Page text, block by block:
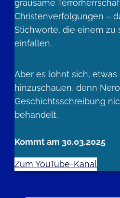
grausame
Christenverfolgungen –
Stichworte, die einem zu
einfallen.
Aber es lohnt sich, etwas
hinzuschauen, denn
Geschichtsschreibung
behandelt.
Kommt am 30.03.2025
Zum YouTube-Kanal